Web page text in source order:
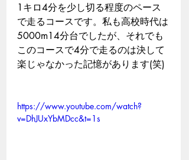
1キロ4分を少し切る程度のペース
で走るコースです。私も高校時代は
5000m14分台でしたが、それでも
このコースで4分で走るのは決して
楽じゃなかった記憶があります(笑)
https://www.youtube.com/watch?
v=DhJUxYbMDcc&t=1s